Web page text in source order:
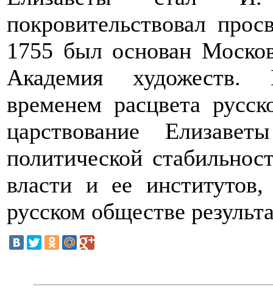
покровительствовал
1755 был основан
Академия художеств.
временем расцвета
царствование
политической
власти и ее институтов,
русском обществе